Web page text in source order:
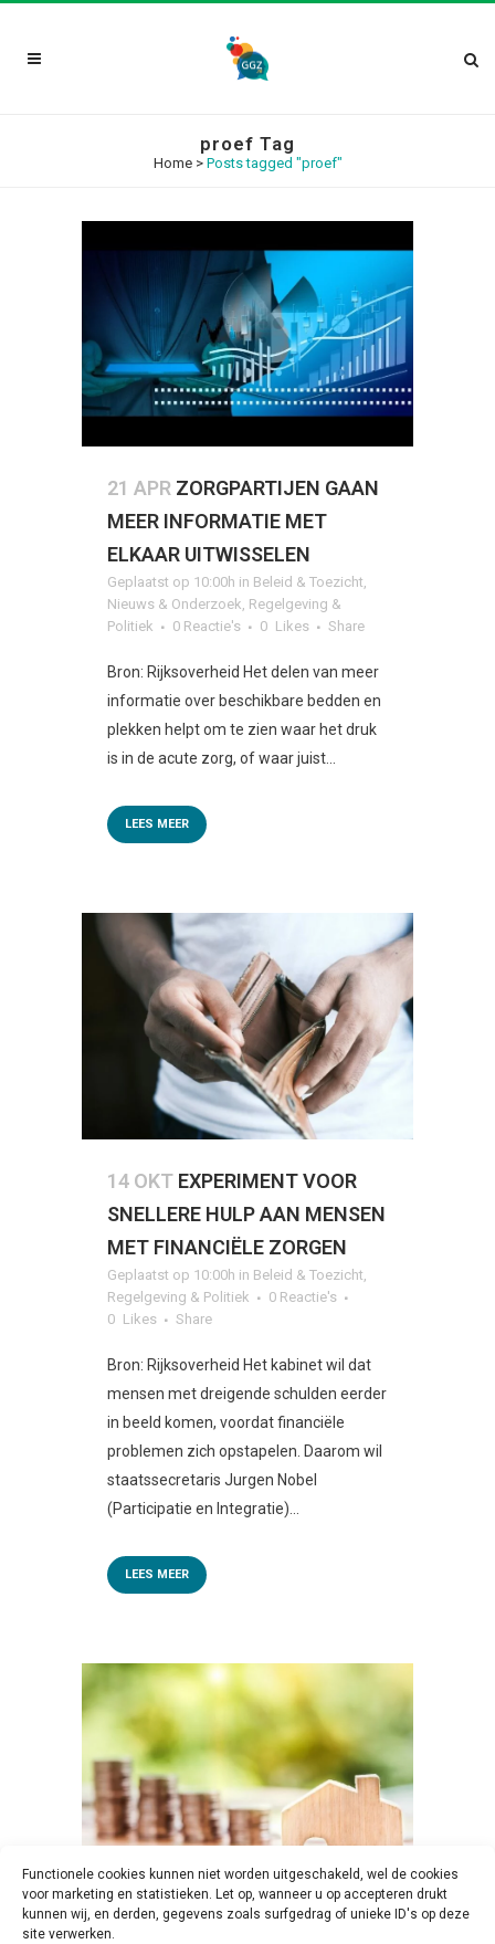
Functionele cookies kunnen niet worden uitgeschakeld, wel de cookies
voor marketing en statistieken. Let op, wanneer u op accepteren drukt
kunnen wij, en derden, gegevens zoals surfgedrag of unieke ID's op deze
site verwerken.
proef Tag
Home> Posts tagged "proef"
21 APR ZORGPARTIJEN GAAN
MEER INFORMATIE MET
ELKAAR UITWISSELEN
Geplaatst op 10:00h in Beleid & Toezicht,
Nieuws & Onderzoek, Regelgeving &
Politiek
0 Reactie's 0 Likes Share
Bron: Rijksoverheid Het delen van meer
informatie over beschikbare bedden en
plekken helpt om te zien waar het druk
is in de acute zorg, of waar juist...
LEES MEER
14 OKT EXPERIMENT VOOR
SNELLERE HULP AAN MENSEN
MET FINANCIËLE ZORGEN
Geplaatst op 10:00h in Beleid & Toezicht
Regelgeving & Politiek
0 Reactie's
0 Likes Share
Bron: Rijksoverheid Het kabinet wil dat
mensen met dreigende schulden eerder
in beeld komen, voordat financiële
problemen zich opstapelen. Daarom wil
staatssecretaris Jurgen Nobel
(Participatie en Integratie)...
LEES MEER
22 DEC